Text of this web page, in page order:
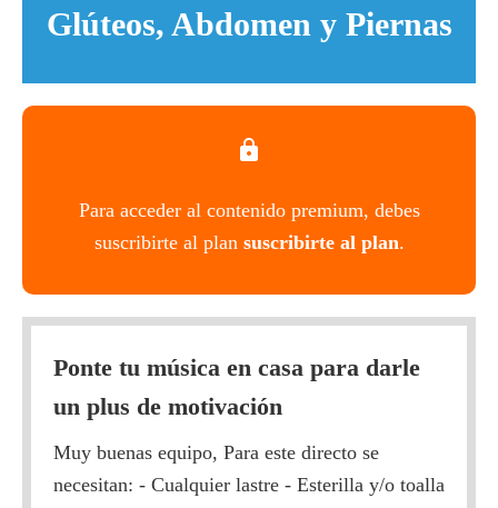
Glúteos, Abdomen y Piernas
Para acceder al contenido premium, debes
suscribirte al plan suscribirte al plan.
Ponte tu música en casa para darle
un plus de motivación
Muy buenas equipo, Para este directo se
necesitan: - Cualquier lastre - Esterilla y/o toalla